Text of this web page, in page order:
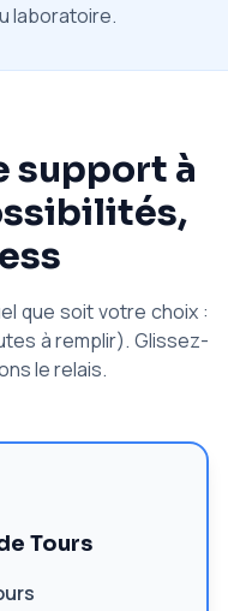
laboratoire.
support à
que soit votre choix :
à remplir). Glissez-
le relais.
Tours